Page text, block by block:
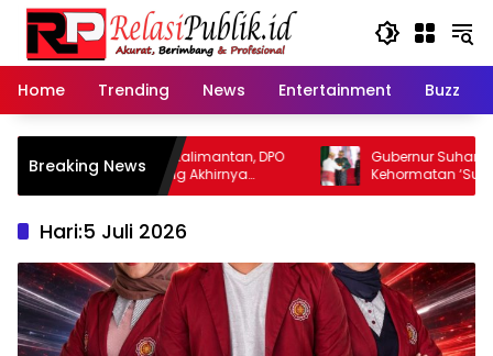
Langsung
konten
Home
Trending News Entertainment Buzz
Breaking News
Kabur hingga Kalimantan, DPO
Tapalang Akhirnya
Polisi Serahkan Diri
Gubernur Suhardi Duka
Kehormatan ‘Sulo
Hari:5 Juli 2026